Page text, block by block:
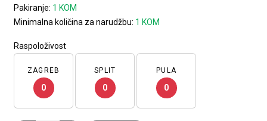
Pakiranje: 1 KOM
Minimalna količina za narudžbu: 1 KOM
Raspoloživost
ZAGREB
0
SPLIT
0
PULA
0